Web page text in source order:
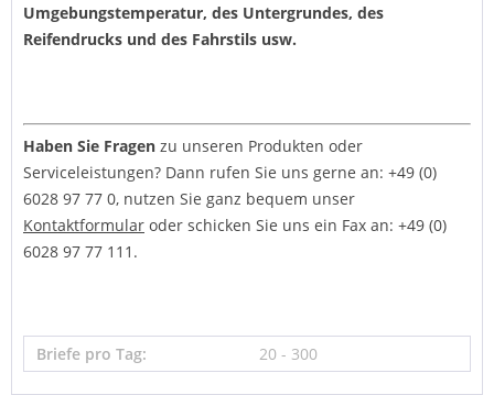
Umgebungstemperatur, des Untergrundes, des
Reifendrucks und des Fahrstils usw.
Haben Sie Fragen zu unseren Produkten oder
Serviceleistungen? Dann rufen Sie uns gerne an: +49 (0)
6028 97 77 0, nutzen Sie ganz bequem unser
Kontaktformular oder schicken Sie uns ein Fax an: +49 (0)
6028 97 77 111.
Briefe pro Tag: 20 - 300